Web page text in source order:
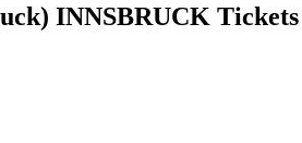
INNSBRUCK